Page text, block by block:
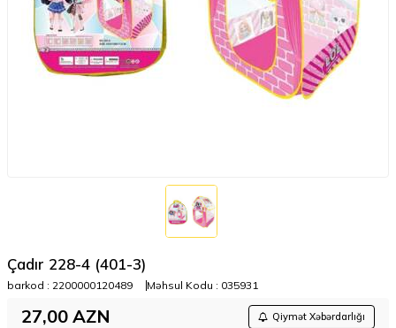
Çadır 228-4 (401-3)
barkod : 2200000120489 Məhsul Kodu : 035931
27,00 AZN Qiymət Xəbərdarlığı